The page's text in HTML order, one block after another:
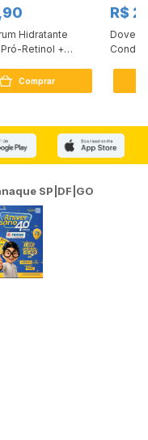
Hidratante
Retinol +
Comprar
R$
Dove
SP|DF|GO